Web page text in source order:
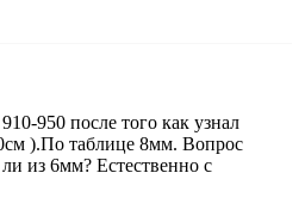
950 после того как узнал
).По таблице 8мм. Вопрос
из 6мм? Естественно с